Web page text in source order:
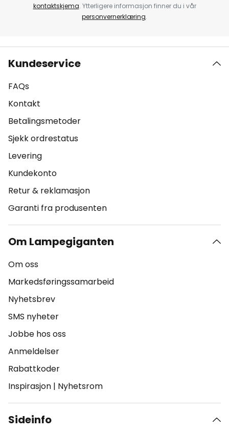
kontaktskjema. Ytterligere informasjon finner du i vår
personvernerklæring.
Kundeservice
FAQs
Kontakt
Betalingsmetoder
Sjekk ordrestatus
Levering
Kundekonto
Retur & reklamasjon
Garanti fra produsenten
Om Lampegiganten
Om oss
Markedsføringssamarbeid
Nyhetsbrev
SMS nyheter
Jobbe hos oss
Anmeldelser
Rabattkoder
Inspirasjon | Nyhetsrom
Sideinfo